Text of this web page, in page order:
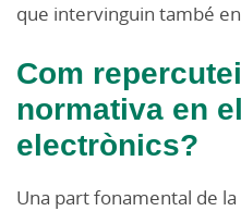
que intervinguin també
Com
normativa en
electrònics?
Una part fonamental de la